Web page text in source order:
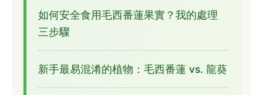
如何安全食用毛西番蓮果實？我的處理
三步驟
新手最易混淆的植物：毛西番蓮 vs. 龍葵